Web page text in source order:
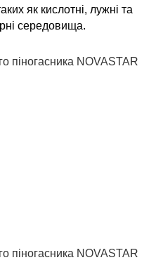
як кислотні, лужні та
середовища.